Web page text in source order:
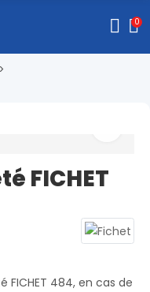
0
FICHET
484, en cas de